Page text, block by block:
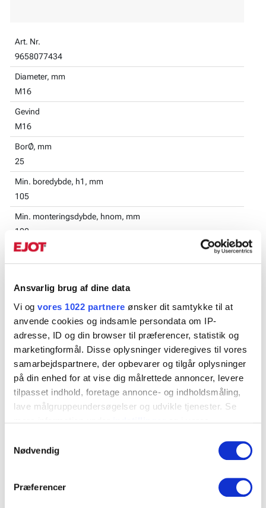
Ansvarlig brug af dine data
Vi og vores 1022 partnere ønsker dit samtykke til at
anvende cookies og indsamle persondata om IP-
adresse, ID og din browser til præferencer, statistik og
marketingformål. Disse oplysninger videregives til vores
samarbejdspartnere, der opbevarer og tilgår oplysninger
på din enhed for at vise dig målrettede annoncer, levere
tilpasset indhold, foretage annonce- og indholdsmåling,
lave målgruppeundersøgelser og udvikle tjenester. Se
tilbage eller ændre indstillinger fra vores
"Cookiedeklaration", eller ved at trykke på "Privacy
Nødvendig
Præferencer
Art. Nr.
9658077434
Diameter, mm
M16
Gevind
M16
BorØ, mm
25
Min. boredybde, h1, mm
105
Min. monteringsdybde, hnom, mm
100
Min. materiale tykkelse
170
Indv hul i øjeØ, dk, mm
23,0
Tilspændingsmoment, Tinst, Nm
120
Træklast, kN
9,9
Montagetop
SW 24